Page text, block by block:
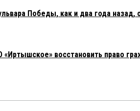
Победы, как и два года назад,
«Иртышское» восстановить право